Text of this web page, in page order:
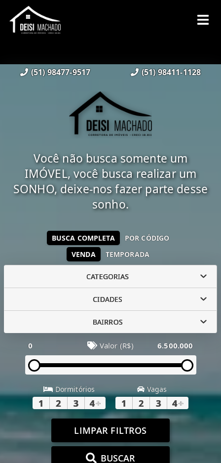
(51) 98477-9517 (51) 98411-1128
Você não busca somente um
IMÓVEL, você busca realizar um
SONHO, deixe-nos fazer parte desse
sonho.
VENDA TEMPORADA
BUSCA COMPLETA POR CÓDIGO
CATEGORIAS
CIDADES
BAIRROS
0 Valor (R$) 6.500.000
Dormitórios
1 2 3 4+
Vagas
1 2 3 4+
LIMPAR FILTROS
BUSCAR